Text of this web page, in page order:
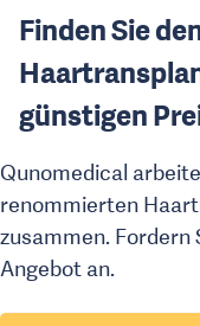
Finden Sie
günstigen
Qunomedical
renommierten
zusammen. Fordern
Angebot an.